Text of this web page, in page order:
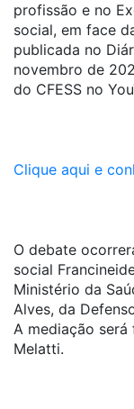
profissão e no
social, em face
publicada no
novembro de
do CFESS no
Clique aqui e
O debate
social
Ministério da
Alves, da
A mediação será
Melatti.